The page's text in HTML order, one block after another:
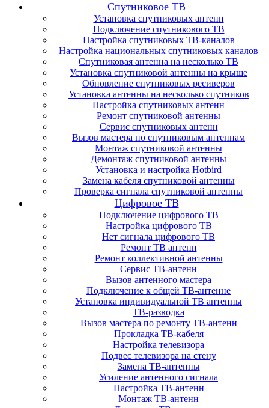
Спутниковое ТВ
Установка спутниковых антенн
Подключение спутникового ТВ
Настройка спутниковых ТВ-каналов
Настройка национальных спутниковых каналов
Спутниковая антенна на несколько ТВ
Установка спутниковой антенны на крыше
Обновление спутниковых ресиверов
Установка антенны на несколько спутников
Настройка спутниковых антенн
Ремонт спутниковой антенны
Сервис спутниковых антенн
Вызов мастера по спутниковым антеннам
Монтаж спутниковой антенны
Демонтаж спутниковой антенны
Установка и настройка Hotbird
Замена кабеля спутниковой антенны
Проверка сигнала спутниковой антенны
Цифровое ТВ
Подключение цифрового ТВ
Настройка цифрового ТВ
Нет сигнала цифрового ТВ
Ремонт ТВ антенн
Ремонт коллективной антенны
Сервис ТВ-антенн
Вызов антенного мастера
Подключение к общей ТВ-антенне
Установка индивидуальной ТВ антенны
ТВ-разводка
Вызов мастера по ремонту ТВ-антенн
Прокладка ТВ-кабеля
Настройка телевизора
Подвес телевизора на стену
Замена ТВ-антенны
Усиление антенного сигнала
Настройка ТВ-антенн
Монтаж ТВ-антенн